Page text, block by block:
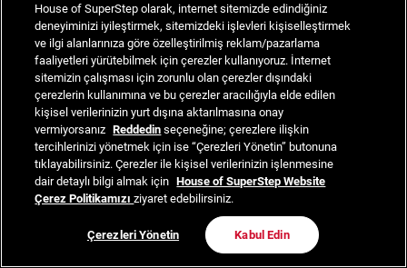
House of SuperStep olarak, internet sitemizde edindiğiniz
deneyiminizi iyileştirmek, sitemizdeki işlevleri kişiselleştirmek
ve ilgi alanlarınıza göre özelleştirilmiş reklam/pazarlama
faaliyetleri yürütebilmek için çerezler kullanıyoruz. İnternet
sitemizin çalışması için zorunlu olan çerezler dışındaki
çerezlerin kullanımına ve bu çerezler aracılığıyla elde edilen
kişisel verilerinizin yurt dışına aktarılmasına onay
vermiyorsanız Reddedin seçeneğine; çerezlere ilişkin
tercihlerinizi yönetmek için ise “Çerezleri Yönetin” butonuna
tıklayabilirsiniz. Çerezler ile kişisel verilerinizin işlenmesine
dair detaylı bilgi almak için House of SuperStep Website
Çerez Politikamızıziyaret edebilirsiniz.
Çerezleri Yönetin Kabul Edin